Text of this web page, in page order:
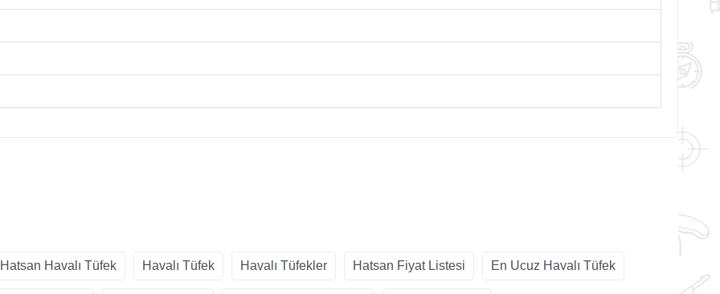
Hatsan Havalı Tüfek Havalı Tüfek Havalı Tüfekler Hatsan Fiyat Listesi En Ucuz Havalı Tüfek